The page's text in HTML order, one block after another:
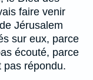
faire venir
Jérusalem
sur eux, parce
écouté, parce
pas répondu.